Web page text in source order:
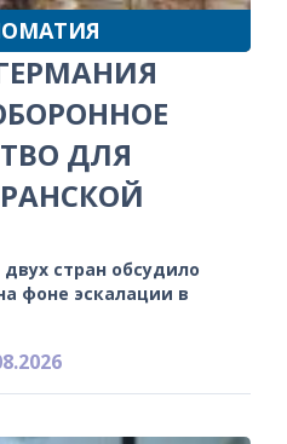
ДЛЯ
стран обсудило
фоне эскалации в